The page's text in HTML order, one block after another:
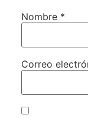
Nombre *
Correo